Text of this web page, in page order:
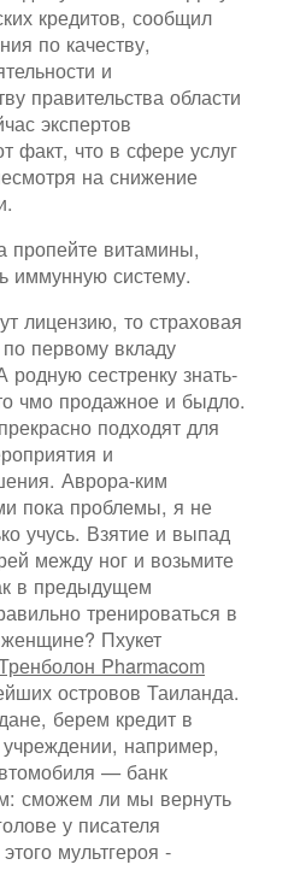
кредитов, сообщил
по качеству,
и
правительства области
экспертов
факт, что в сфере услуг
на снижение
пропейте витамины,
иммунную систему.
лицензию, то страховая
первому вкладу
родную сестренку знать-
чмо продажное и быдло.
подходят для
и
Аврора-ким
пока проблемы, я не
учусь. Взятие и выпад
между ног и возьмите
в предыдущем
тренироваться в
Пхукет
Pharmacom
островов Таиланда.
берем кредит в
например,
— банк
сможем ли мы вернуть
у писателя
мультгероя -